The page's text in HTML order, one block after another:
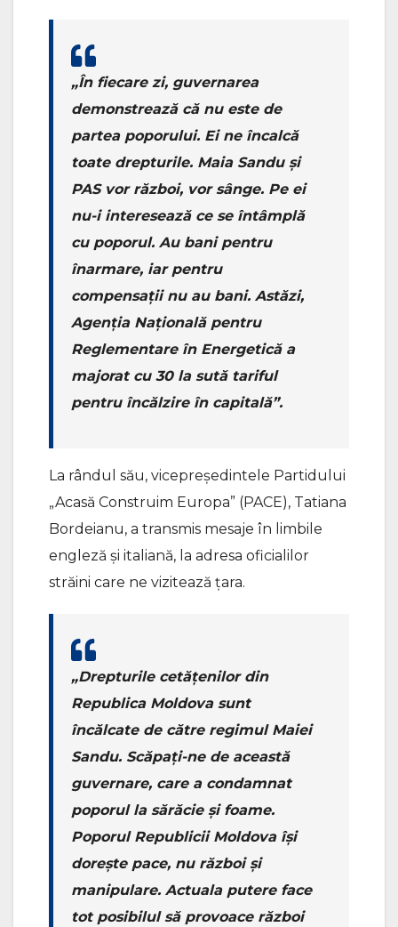
„În fiecare zi, guvernarea
demonstrează că nu este de
partea poporului. Ei ne încalcă
toate drepturile. Maia Sandu și
PAS vor război, vor sânge. Pe ei
nu-i interesează ce se întâmplă
cu poporul. Au bani pentru
înarmare, iar pentru
compensații nu au bani. Astăzi,
Agenția Națională pentru
Reglementare în Energetică a
majorat cu 30 la sută tariful
pentru încălzire în capitală”.
La rândul său, vicepreședintele Partidului
„Acasă Construim Europa” (PACE), Tatiana
Bordeianu, a transmis mesaje în limbile
engleză și italiană, la adresa oficialilor
străini care ne vizitează țara.
„Drepturile cetățenilor din
Republica Moldova sunt
încălcate de către regimul Maiei
Sandu. Scăpați-ne de această
guvernare, care a condamnat
poporul la sărăcie și foame.
Poporul Republicii Moldova își
dorește pace, nu război și
manipulare. Actuala putere face
tot posibilul să provoace război